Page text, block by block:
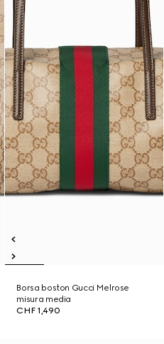
Borsa boston Gucci Melrose
misura media
CHF 1,490